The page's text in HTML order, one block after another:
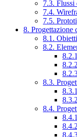
7.3. Flussi
7.4.
7.5.
8. Progettazione
8.1.
8.2.
8.3.
8.4.